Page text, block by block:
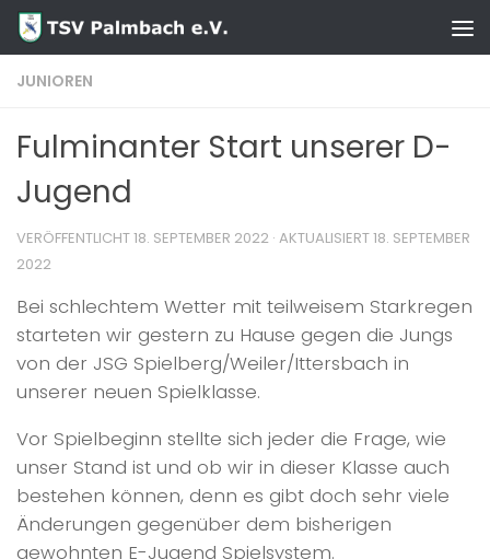
Zum Inhalt springen
JUNIOREN
Fulminanter Start unserer D-
Jugend
VERÖFFENTLICHT18. SEPTEMBER 2022 · AKTUALISIERT18. SEPTEMBER
2022
Bei schlechtem Wetter mit teilweisem Starkregen
starteten wir gestern zu Hause gegen die Jungs
von der JSG Spielberg/Weiler/Ittersbach in
unserer neuen Spielklasse.
Vor Spielbeginn stellte sich jeder die Frage, wie
unser Stand ist und ob wir in dieser Klasse auch
bestehen können, denn es gibt doch sehr viele
Änderungen gegenüber dem bisherigen
gewohnten E-Jugend Spielsystem.